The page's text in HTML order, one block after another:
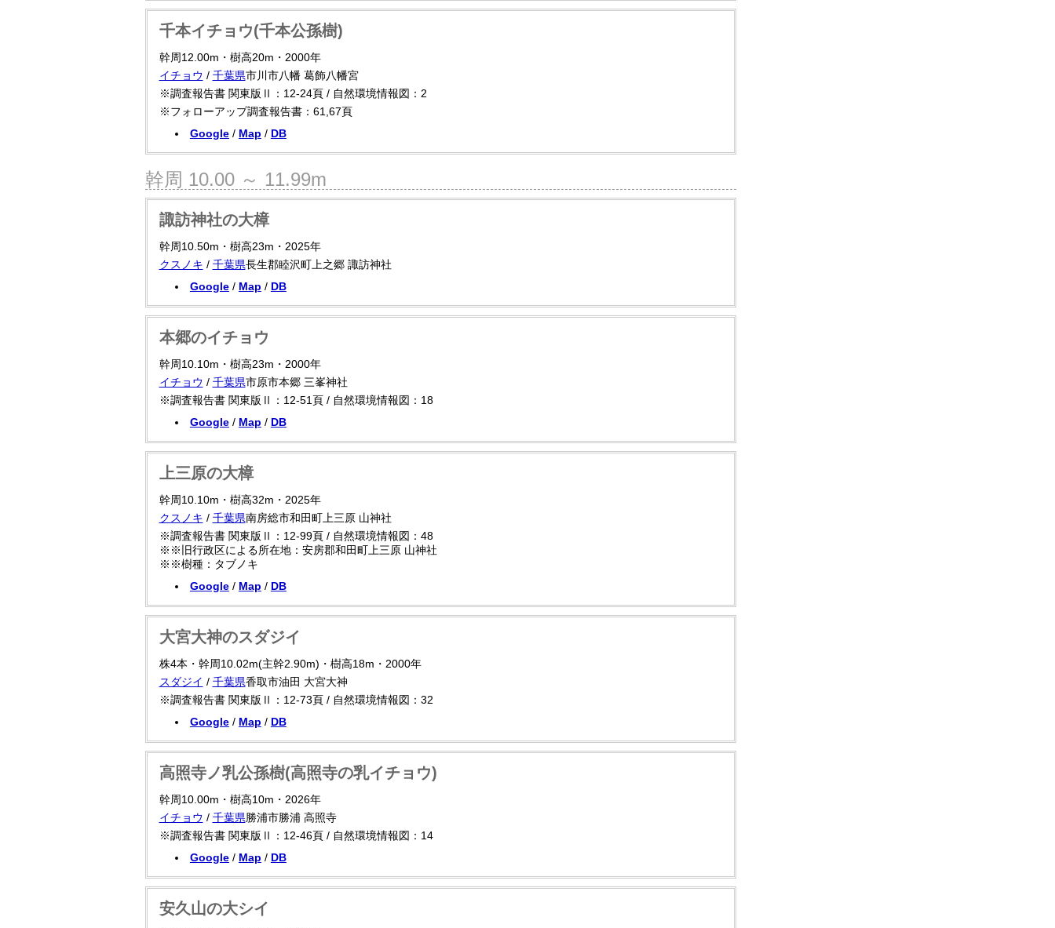
千本イチョウ(千本公孫樹)
幹周12.00m・樹高20m・2000年
イチョウ / 千葉県市川市八幡 葛飾八幡宮
※調査報告書 関東版Ⅱ：12-24頁 / 自然環境情報図：2
※フォローアップ調査報告書：61,67頁
Google/ Map / DB
幹周 10.00 ～ 11.99m
諏訪神社の大樟
幹周10.50m・樹高23m・2025年
クスノキ / 千葉県長生郡睦沢町上之郷 諏訪神社
Google/ Map / DB
本郷のイチョウ
幹周10.10m・樹高23m・2000年
イチョウ / 千葉県市原市本郷 三峯神社
※調査報告書 関東版Ⅱ：12-51頁 / 自然環境情報図：18
Google/ Map / DB
上三原の大樟
幹周10.10m・樹高32m・2025年
クスノキ / 千葉県南房総市和田町上三原 山神社
※調査報告書 関東版Ⅱ：12-99頁 / 自然環境情報図：48
※※旧行政区による所在地：安房郡和田町上三原 山神社
※※樹種：タブノキ
Google/ Map / DB
大宮大神のスダジイ
株4本・幹周10.02m(主幹2.90m)・樹高18m・2000年
スダジイ / 千葉県香取市油田 大宮大神
※調査報告書 関東版Ⅱ：12-73頁 / 自然環境情報図：32
Google/ Map / DB
高照寺ノ乳公孫樹(高照寺の乳イチョウ)
幹周10.00m・樹高10m・2026年
イチョウ / 千葉県勝浦市勝浦 高照寺
※調査報告書 関東版Ⅱ：12-46頁 / 自然環境情報図：14
Google/ Map / DB
安久山の大シイ